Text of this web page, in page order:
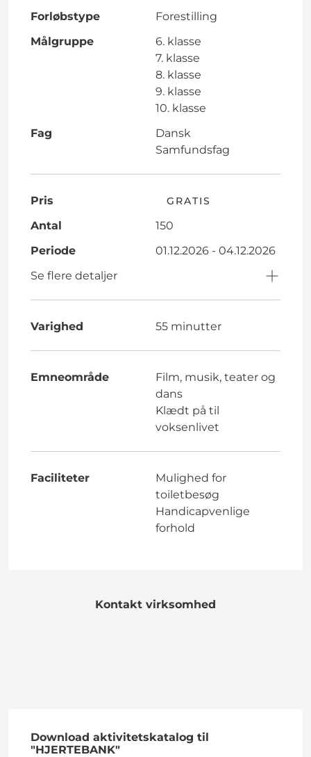
Forløbstype
Forestilling
Målgruppe
6. klasse
7. klasse
8. klasse
9. klasse
10. klasse
Fag
Dansk
Samfundsfag
Pris GRATIS
Antal
150
Periode
01.12.2026 - 04.12.2026
Se flere detaljer
Varighed 55 minutter
Emneområde
Film, musik, teater og
dans
Klædt på til
voksenlivet
Faciliteter
Mulighed for
toiletbesøg
Handicapvenlige
forhold
Kontakt virksomhed
Download aktivitetskatalog til
"HJERTEBANK"